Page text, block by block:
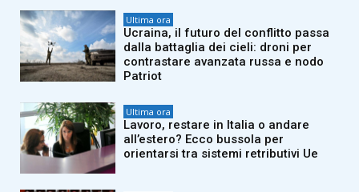
Ultima ora
Ucraina, il futuro del conflitto passa
dalla battaglia dei cieli: droni per
contrastare avanzata russa e nodo
Patriot
Ultima ora
Lavoro, restare in Italia o andare
all’estero? Ecco bussola per
orientarsi tra sistemi retributivi Ue